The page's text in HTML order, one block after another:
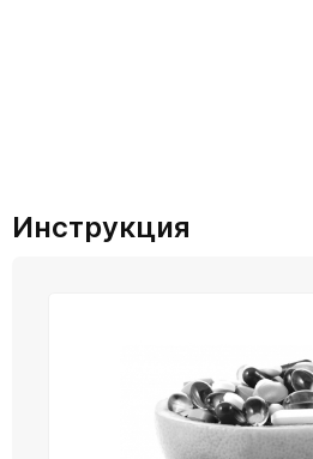
Инструкция